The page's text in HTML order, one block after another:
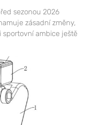
sezonou 2026
zásadní změny,
sportovní ambice ještě